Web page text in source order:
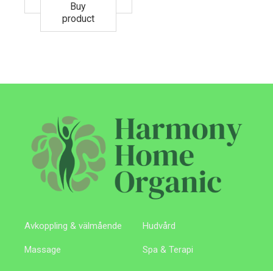
Buy
product
Avkoppling & välmående Hudvård
Massage Spa & Terapi